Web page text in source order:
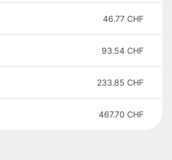
46.77 CHF
93.54 CHF
233.85 CHF
467.70 CHF